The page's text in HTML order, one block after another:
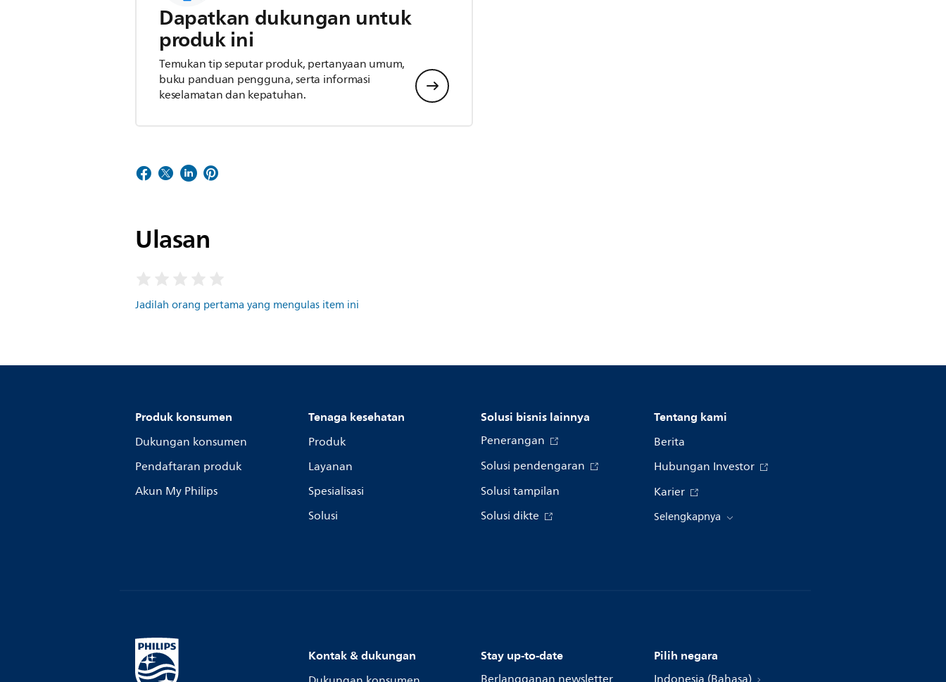
Dapatkan dukungan untuk
produk ini
Temukan tip seputar produk, pertanyaan umum,
buku panduan pengguna, serta informasi
keselamatan dan kepatuhan.
Ulasan
Jadilah orang pertama yang mengulas item ini
Produk konsumen
Dukungan konsumen
Pendaftaran produk
Akun My Philips
Tenaga kesehatan
Produk
Layanan
Spesialisasi
Solusi
Solusi bisnis lainnya
Penerangan
Solusi pendengaran
Solusi tampilan
Solusi dikte
Tentang kami
Berita
Hubungan Investor
Karier
Selengkapnya
Kontak & dukungan Stay up-to-date Pilih negara